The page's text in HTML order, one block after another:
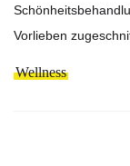
Vorlieben
Wellness